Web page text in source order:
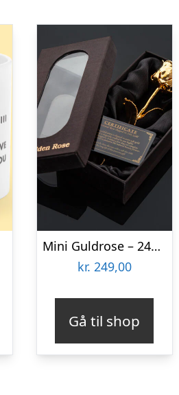
Mini Guldrose – 24K Guldbelagt Rose
kr. 249,00
Gå til shop